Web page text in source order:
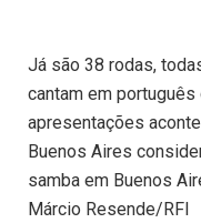
Já são 38 rodas,
cantam em
apresentações
Buenos Aires
samba em Buenos
Márcio Resende/RFI